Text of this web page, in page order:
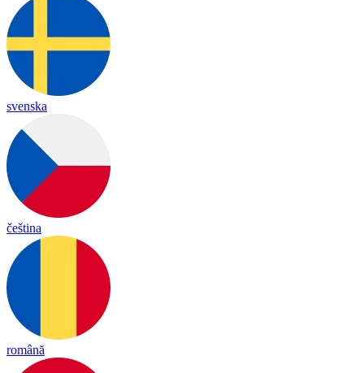
svenska
čeština
română